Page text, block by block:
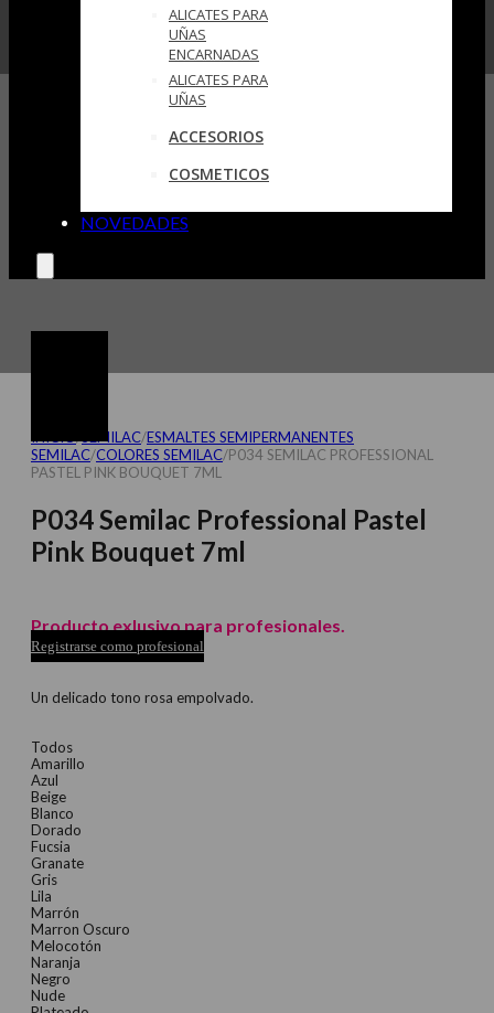
ALICATES PARA
UÑAS
ENCARNADAS
ALICATES PARA
UÑAS
ACCESORIOS
COSMETICOS
NOVEDADES
SEMILAC/ESMALTES SEMIPERMANENTES
SEMILAC/COLORES SEMILAC/P034 SEMILAC PROFESSIONAL
PASTEL PINK BOUQUET 7ML
P034 Semilac Professional Pastel
Pink Bouquet 7ml
Producto exlusivo para profesionales.
Registrarse como profesional
Un delicado tono rosa empolvado.
Todos
Amarillo
Azul
Beige
Blanco
Dorado
Fucsia
Granate
Gris
Lila
Marrón
Marron Oscuro
Melocotón
Naranja
Negro
Nude